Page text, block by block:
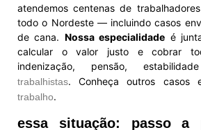
atendemos centenas de
todo o Nordeste — incluindo casos
de cana. Nossa especialidade é
calcular o valor justo e cobrar
indenização, pensão,
trabalhistas. Conheça outros casos
trabalho.
essa situação: passo a